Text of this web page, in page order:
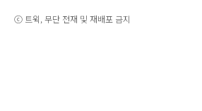
ⓒ 트윅, 무단 전재 및 재배포 금지